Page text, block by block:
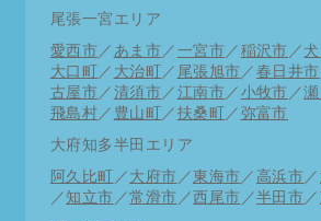
尾張一宮エリア
愛西市 ／ あま市 ／ 一宮市 ／ 稲沢市 ／
大口町
／ 大治町 ／ 尾張旭市 ／ 春日井市
古屋市 ／ 清須市 ／ 江南市 ／ 小牧市 ／
飛島村 ／ 豊山町 ／ 扶桑町 ／ 弥富市
大府知多半田エリア
阿久比町 ／ 大府市 ／東海市 ／ 高浜市 ／
／知立市 ／常滑市 ／ 西尾市 ／半田市 ／